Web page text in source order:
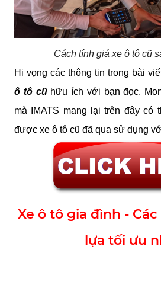
Cách tính giá xe ô tô cũ
Hi vọng các thông tin trong bài
ô tô cũ hữu ích với bạn đọc.
mà IMATS mang lại trên đây có
được xe ô tô cũ đã qua sử dụng
Xe ô tô gia đình -
lựa tối ưu